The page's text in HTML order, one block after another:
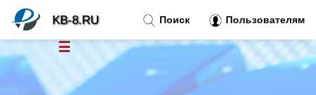
Поиск Пользователям
KB-8.RU
☰
Новости